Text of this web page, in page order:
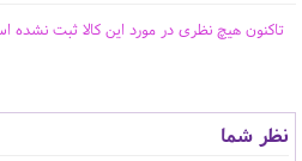
تاکنون هیچ نظری در مورد این کالا ثبت نشده
نظر شما